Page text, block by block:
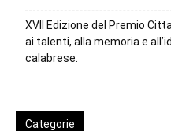
XVII Edizione del Premio
ai talenti, alla memoria e
calabrese.
Categorie